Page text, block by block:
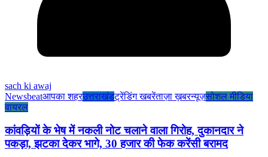
sach ki awaj
Newsbeatआपका शहरउत्तराखंडट्रेंडिंग खबरेंताज़ा ख़बरन्यूज़सोशल मीडिया
वायरल
कांवड़ियों के भेष में नकली नोट चलाने वाला गिरोह, दुकानदार ने
पकड़ा, झटका देकर भागे, 30 हजार की फेक करेंसी बरामद